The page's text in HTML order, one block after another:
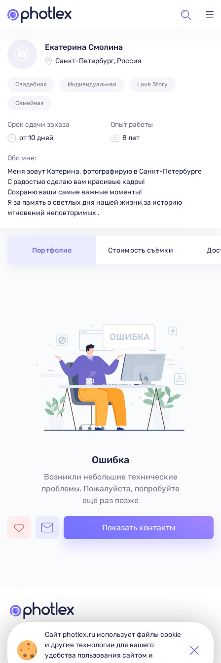
Екатерина Смолина
Санкт-Петербург, Россия
Свадебная Индивидуальная Love Story
Семейная
Обо мне:
Меня зовут Катерина, фотографирую в Санкт-Петербурге
С радостью сделаю вам красивые кадры!
Сохраню ваши самые важные моменты!
Я за память о светлых дня нашей жизни,за историю
мгновений неповторимых .
Срок сдачи заказа
от 10 дней
Опыт работы
8 лет
Портфолио Стоимость съёмки
ОШИБКА
Ошибка
Возникли небольшие технические
проблемы. Пожалуйста, попробуйте
ещё раз позже
Показать контакты
© 2026 Photlex. Все права защищены.
Сайт photlex.ru использует файлы cookie
и другие технологии для вашего
удобства пользования сайтом и